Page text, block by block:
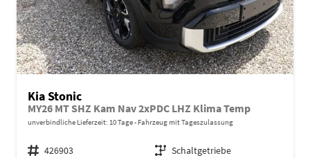
Kia Stonic
MY26 MT SHZ Kam Nav 2xPDC LHZ Klima Temp
unverbindliche Lieferzeit: 10 Tage Fahrzeug mit Tageszulassung
Fahrzeugnr. 426903 Getriebe Schaltgetriebe